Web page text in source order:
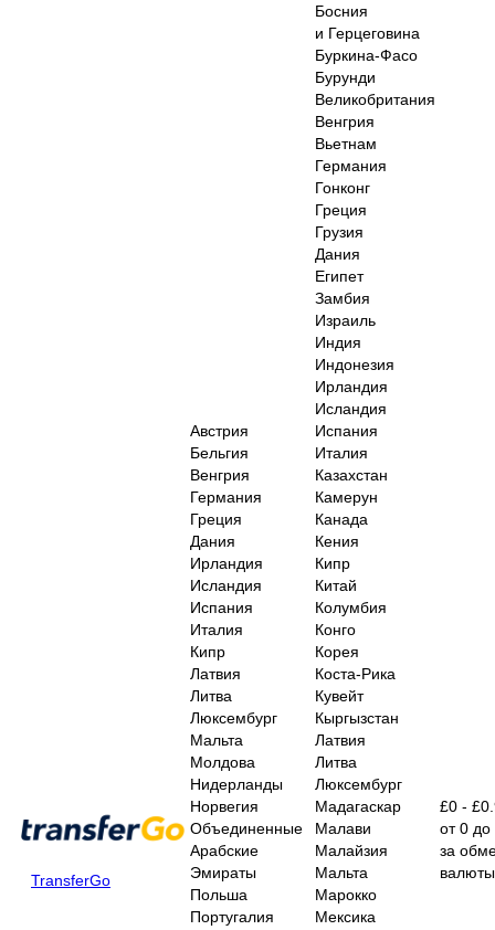
TransferGo
Австрия
Бельгия
Венгрия
Германия
Греция
Дания
Ирландия
Исландия
Испания
Италия
Кипр
Латвия
Литва
Люксембург
Мальта
Молдова
Нидерланды
Норвегия
Объединенные
Арабские
Эмираты
Польша
Португалия
Босния
и Герцеговина
Буркина-Фасо
Бурунди
Великобритания
Венгрия
Вьетнам
Германия
Гонконг
Греция
Грузия
Дания
Египет
Замбия
Израиль
Индия
Индонезия
Ирландия
Исландия
Испания
Италия
Казахстан
Камерун
Канада
Кения
Кипр
Китай
Колумбия
Конго
Корея
Коста-Рика
Кувейт
Кыргызстан
Латвия
Литва
Люксембург
Мадагаскар
Малави
Малайзия
Мальта
Марокко
Мексика
£0 -
от 0 до
за
валюты